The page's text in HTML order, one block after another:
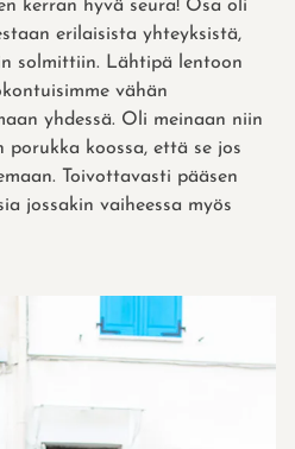
kerran hyvä seura! Osa oli
erilaisista yhteyksistä,
solmittiin. Lähtipä lentoon
vähän
yhdessä. Oli meinaan niin
koossa, että se jos
Toivottavasti pääsen
jossakin vaiheessa myös